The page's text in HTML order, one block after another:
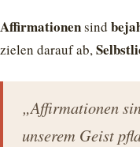
Affirmationensind
zielen darauf ab,
„Affirmationen
unserem Geist